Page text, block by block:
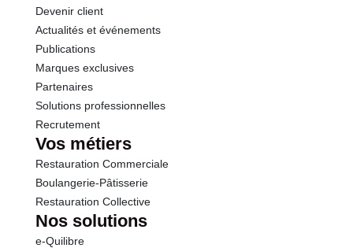
Sel
Devenir client
Actualités et événements
Publications
Marques exclusives
Partenaires
Solutions professionnelles
Recrutement
Vos métiers
Restauration Commerciale
Boulangerie-Pâtisserie
Restauration Collective
Nos solutions
e-Quilibre